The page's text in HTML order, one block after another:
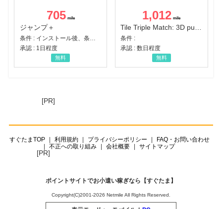
705
ジャンプ＋
承認 : 1日程度
無料
1,012
条件 :
承認 : 数日程度
無料
[PR]
すぐたまTOP 利用規約 プライバシーポリシー
FAQ・お問い合わせ
不正への取り組み
会社概要 サイトマップ
[PR]
ポイントサイトでお小遣い稼ぎなら【すぐたま】
Copyright(C)2001-2026 Netmile All Rights Reserved.